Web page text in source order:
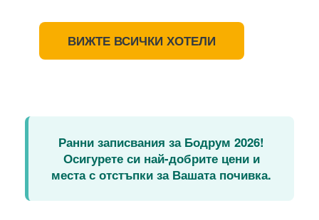
ВИЖТЕ ВСИЧКИ ХОТЕЛИ
Ранни записвания за Бодрум 2026!
Осигурете си най-добрите цени и
места с отстъпки за Вашата почивка.